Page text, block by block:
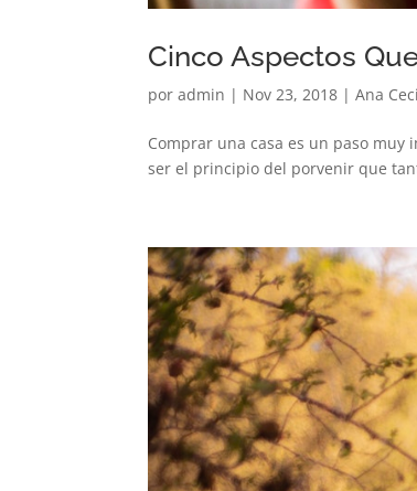
Cinco Aspectos
poradmin | Nov 23, 2018 |Ana
Comprar una casa es un paso
ser el principio del porvenir que